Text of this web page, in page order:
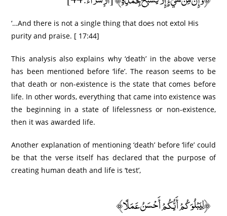
‘…And there is not a single thing that does not extol His
purity and praise. [ 17:44]
This analysis also explains why ‘death’ in the above verse
has been mentioned before ‘life’. The reason seems to be
that death or non-existence is the state that comes before
life. In other words, everything that came into existence was
the beginning in a state of lifelessness or non-existence,
then it was awarded life.
Another explanation of mentioning ‘death’ before ‘life’ could
be that the verse itself has declared that the purpose of
creating human death and life is ‘test’,
﴿لِيَبْلُوَكُمْ أَيُّكُمْ أَحْسَنُ عَمَلًا﴾